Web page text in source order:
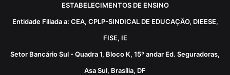
ESTABELECIMENTOS DE ENSINO
Entidade Filiada a: CEA, CPLP-SINDICAL DE EDUCAÇÃO, DIEESE,
FISE, IE
Setor Bancário Sul - Quadra 1, Bloco K, 15º andar Ed. Seguradoras,
Asa Sul, Brasília, DF